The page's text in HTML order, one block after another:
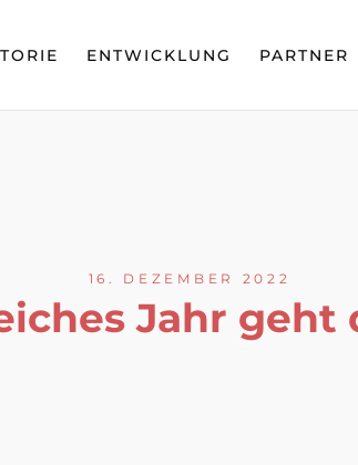
ENTWICKLUNG PARTNER
16. DEZEMBER 2022
Jahr geht